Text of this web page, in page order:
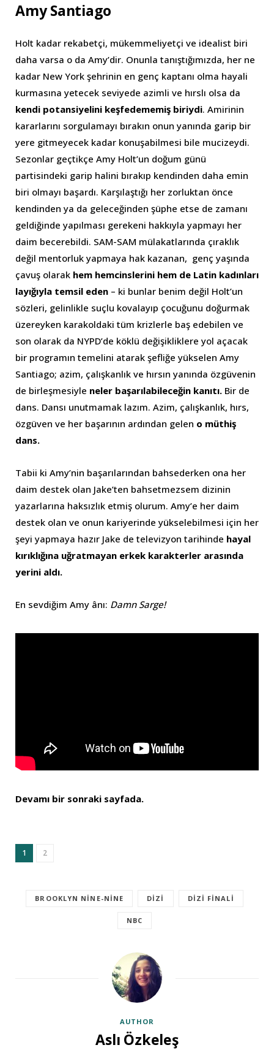
Amy Santiago
Holt kadar rekabetçi, mükemmeliyetçi ve idealist biri
daha varsa o da Amy’dir. Onunla tanıştığımızda, her ne
kadar New York şehrinin en genç kaptanı olma hayali
kurmasına yetecek seviyede azimli ve hırslı olsa da
kendi potansiyelini keşfedememiş biriydi. Amirinin
kararlarını sorgulamayı bırakın onun yanında garip bir
yere gitmeyecek kadar konuşabilmesi bile mucizeydi.
Sezonlar geçtikçe Amy Holt’un doğum günü
partisindeki garip halini bırakıp kendinden daha emin
biri olmayı başardı. Karşılaştığı her zorluktan önce
kendinden ya da geleceğinden şüphe etse de zamanı
geldiğinde yapılması gerekeni hakkıyla yapmayı her
daim becerebildi. SAM-SAM mülakatlarında çıraklık
değil mentorluk yapmaya hak kazanan, genç yaşında
çavuş olarak hem hemcinslerini hem de Latin kadınları
layığıyla temsil eden – ki bunlar benim değil Holt’un
sözleri, gelinlikle suçlu kovalayıp çocuğunu doğurmak
üzereyken karakoldaki tüm krizlerle baş edebilen ve
son olarak da NYPD’de köklü değişikliklere yol açacak
bir programın temelini atarak şefliğe yükselen Amy
Santiago; azim, çalışkanlık ve hırsın yanında özgüvenin
de birleşmesiyle neler başarılabileceğin kanıtı. Bir de
dans. Dansı unutmamak lazım. Azim, çalışkanlık, hırs,
özgüven ve her başarının ardından gelen o müthiş
dans.
Tabii ki Amy’nin başarılarından bahsederken ona her
daim destek olan Jake’ten bahsetmezsem dizinin
yazarlarına haksızlık etmiş olurum. Amy’e her daim
destek olan ve onun kariyerinde yükselebilmesi için her
şeyi yapmaya hazır Jake de televizyon tarihinde hayal
kırıklığına uğratmayan erkek karakterler arasında
yerini aldı.
En sevdiğim Amy ânı: Damn Sarge!
Devamı bir sonraki sayfada.
1 2
BROOKLYN NINE-NINE DIZI DIZI FINALI
NBC
AUTHOR
Aslı Özkeleş